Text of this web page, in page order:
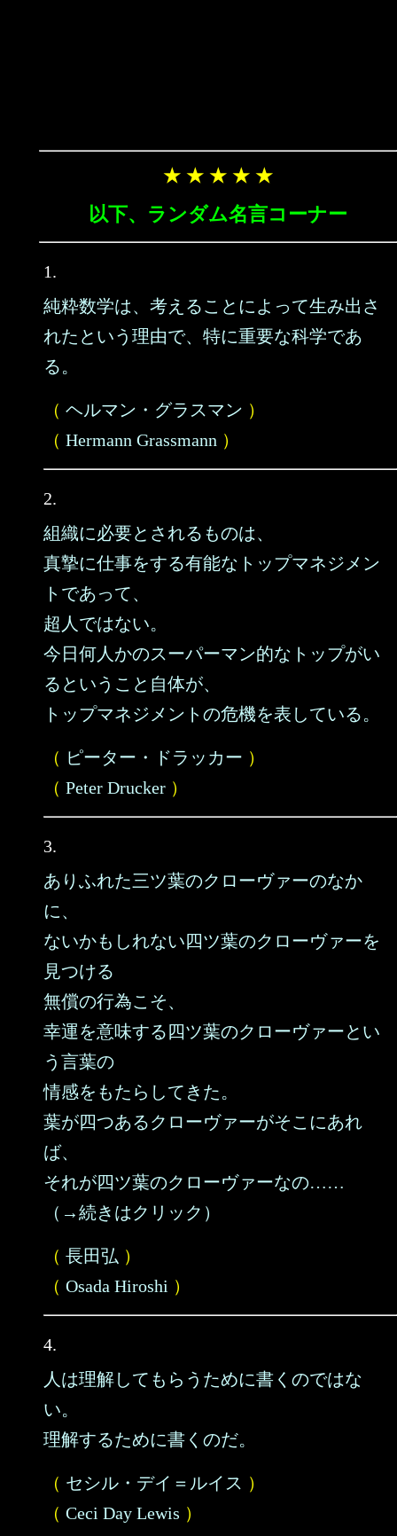
★ ★ ★ ★ ★
以下、ランダム名言コーナー
1.
純粋数学は、考えることによって生み出さ
れたという理由で、特に重要な科学であ
る。
（ ヘルマン・グラスマン ）
（ Hermann Grassmann ）
2.
組織に必要とされるものは、
真摯に仕事をする有能なトップマネジメン
トであって、
超人ではない。
今日何人かのスーパーマン的なトップがい
るということ自体が、
トップマネジメントの危機を表している。
（ ピーター・ドラッカー ）
（ Peter Drucker ）
3.
ありふれた三ツ葉のクローヴァーのなか
に、
ないかもしれない四ツ葉のクローヴァーを
見つける
無償の行為こそ、
幸運を意味する四ツ葉のクローヴァーとい
う言葉の
情感をもたらしてきた。
葉が四つあるクローヴァーがそこにあれ
ば、
それが四ツ葉のクローヴァーなの……
（→続きはクリック）
（ 長田弘 ）
（ Osada Hiroshi ）
4.
人は理解してもらうために書くのではな
い。
理解するために書くのだ。
（ セシル・デイ＝ルイス ）
（ Ceci Day Lewis ）